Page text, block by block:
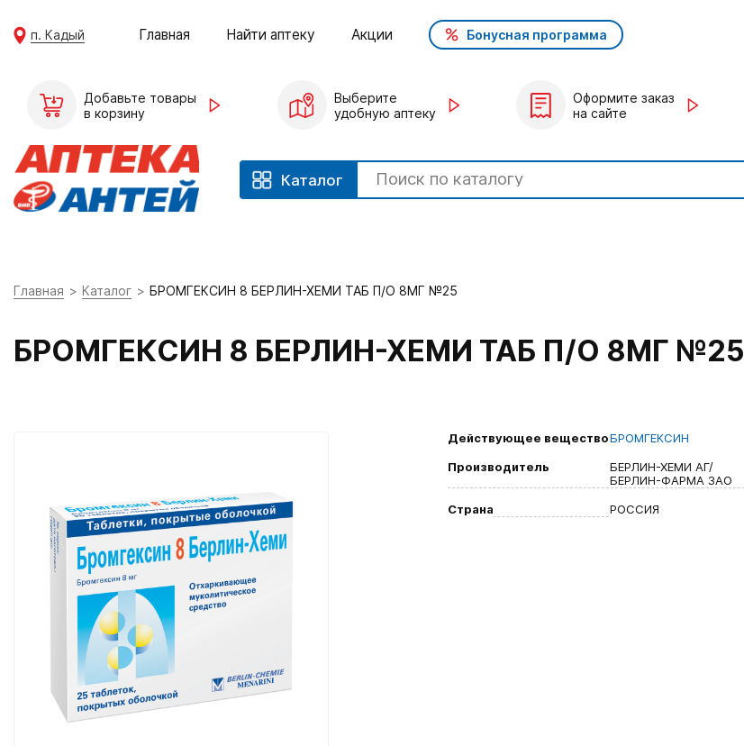
п. Кадый Главная Найти аптеку Акции Бонусная программа
Добавьте товары
в корзину
Выберите
удобную аптеку
Оформите заказ
на сайте
Каталог
Главная Каталог БРОМГЕКСИН 8 БЕРЛИН-ХЕМИ ТАБ П/О 8МГ №25
БРОМГЕКСИН 8 БЕРЛИН-ХЕМИ ТАБ П/О 8МГ №25
Действующее веществоБРОМГЕКСИН
Производитель
БЕРЛИН-ХЕМИ АГ/
БЕРЛИН-ФАРМА ЗАО
Страна
РОССИЯ